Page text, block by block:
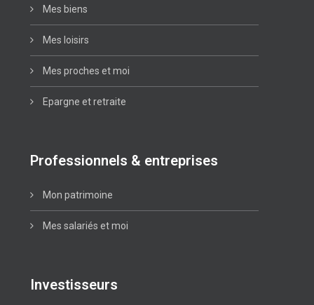
Mes biens
Mes loisirs
Mes proches et moi
Epargne et retraite
Professionnels & entreprises
Mon patrimoine
Mes salariés et moi
Investisseurs